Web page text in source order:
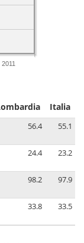
2011
Italia
56.4 55.1
24.4 23.2
98.2 97.9
33.8 33.5